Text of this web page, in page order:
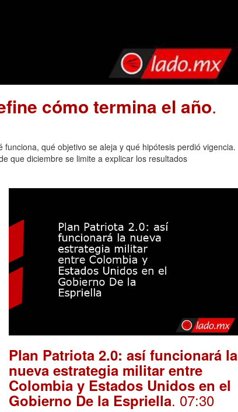
cómo termina el año.
qué objetivo se aleja y qué hipótesis perdió vigencia.
que diciembre se limite a explicar los resultados
Plan Patriota 2.0: así funcionará la
nueva estrategia militar entre
Colombia y Estados Unidos en el
Gobierno De la Espriella. 07:30